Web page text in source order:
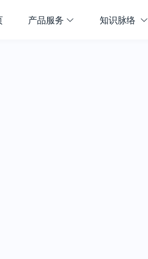
产品服务 知识脉络